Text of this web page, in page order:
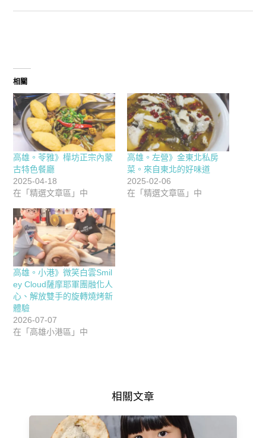
相關
高雄。苓雅》樺坊正宗內蒙
古特色餐廳
2025-04-18
在「精選文章區」中
高雄。左營》金東北私房
菜。來自東北的好味道
2025-02-06
在「精選文章區」中
高雄。小港》微笑白雲Smil
ey Cloud薩摩耶軍團融化人
心、解放雙手的旋轉燒烤新
體驗
2026-07-07
在「高雄小港區」中
相關文章